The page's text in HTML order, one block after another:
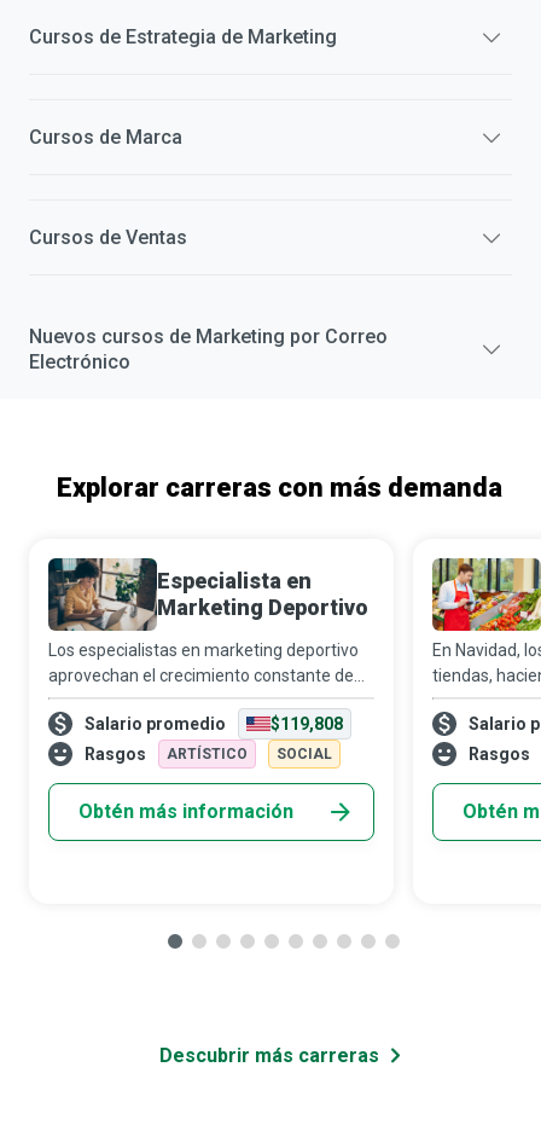
Cursos de Estrategia de Marketing
Cursos de Marca
Cursos de Ventas
Nuevos cursos de Marketing por Correo
Electrónico
Explorar carreras con más demanda
Especialista en
Marketing Deportivo
Los especialistas en marketing deportivo
aprovechan el crecimiento constante de
los aficionados al deporte y los avances
tecnológicos para revolucionar la
promoción de eventos y productos
Salario promedio
$119,808
Rasgos
ARTÍSTICO SOCIAL
Obtén más información
En Navidad,
tiendas,
de un
más
ejecución
Salario
Rasgos
Obtén
Descubrir más carreras